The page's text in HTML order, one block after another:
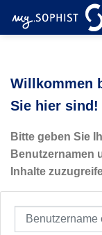
Inhalt
Willkommen
Sie hier sind!
Bitte geben Sie
Benutzernamen
Inhalte
Benutzername